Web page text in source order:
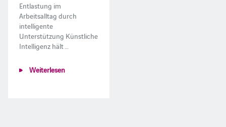
Entlastung im
Arbeitsalltag durch
intelligente
Unterstützung Künstliche
Intelligenz hält …
Weiterlesen